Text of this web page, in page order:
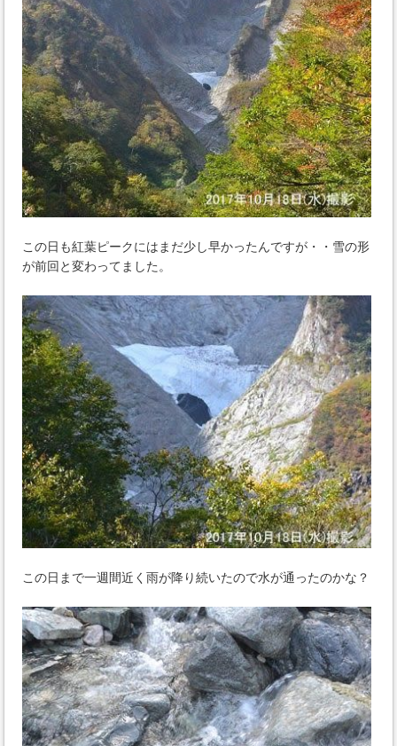
この日も紅葉ピークにはまだ少し早かったんですが・・雪の形
が前回と変わってました。
この日まで一週間近く雨が降り続いたので水が通ったのかな？